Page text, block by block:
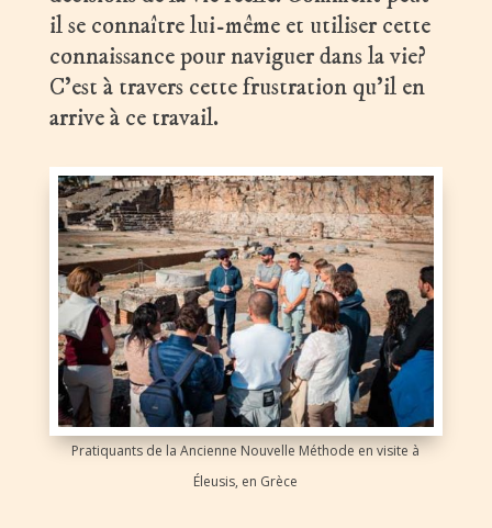
il se connaître lui-même et utiliser cette
connaissance pour naviguer dans la vie?
C’est à travers cette frustration qu’il en
arrive à ce travail.
Pratiquants de la Ancienne Nouvelle Méthode en visite à
Éleusis, en Grèce